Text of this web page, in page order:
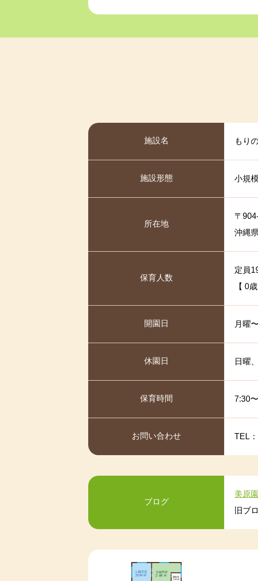
2025-10-09 2025年９月度
2025-08-06 2025年６月度
2025-06-30 2025年４月度
2025-06-30 2025年５月度
2025-04-11 2025年3月度
2025-03-11 2025年2月度
2024-12-01 2024年11月度
施設名 もり
施設形態 小規
所在地
〒
沖縄
保育人数
定員
【 0
開園日 月曜
休園日 日曜
保育時間 7:30
お問い合わせ TEL
ブログ
美原
旧ブ